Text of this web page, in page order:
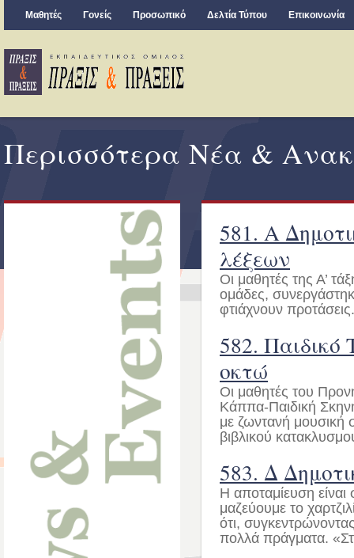
Μαθητές Γονείς Προσωπικό Δελτία Τύπου Επικοινωνία
Περισσότερα Νέα &
581. Α
λέξεων
Οι μαθητές της Α’
ομάδες,
φτιάχνουν
582.
οκτώ
Οι μαθητές του
Κάππα-Παιδική
με ζωντανή μουσική
βιβλικού
583. Δ
Η αποταμίευση είναι
μαζεύουμε το
ότι,
πολλά πράγματα.